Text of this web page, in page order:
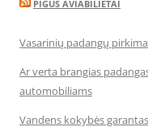
PIGUS AVIABILIETAI
Vasarinių padangų
Ar verta brangias
automobiliams
Vandens kokybės